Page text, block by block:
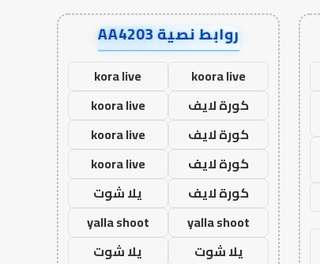
روابط نصية AA4203
koora live
kora live
كورة لايف
koora live
كورة لايف
koora live
كورة لايف
koora live
كورة لايف
يلا شوت
yalla shoot
yalla shoot
يلا شوت
يلا شوت